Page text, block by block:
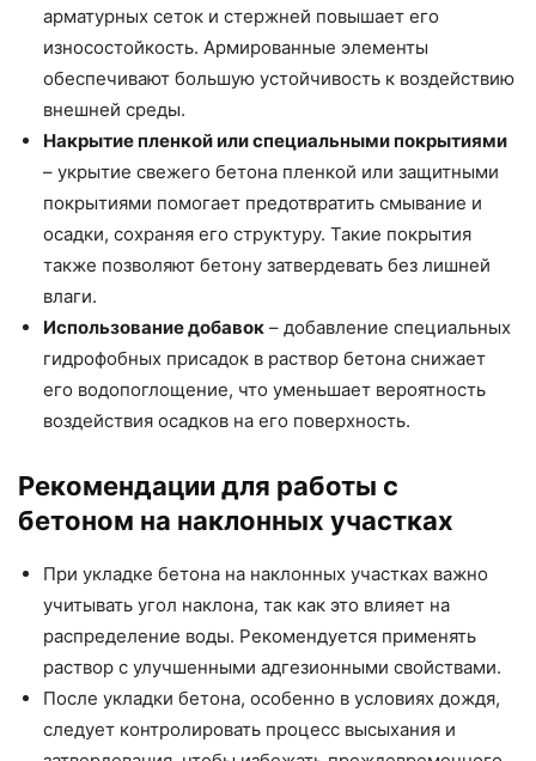
арматурных сеток и стержней повышает его
износостойкость. Армированные элементы
обеспечивают большую устойчивость к воздействию
внешней среды.
Накрытие пленкой или специальными покрытиями
– укрытие свежего бетона пленкой или защитными
покрытиями помогает предотвратить смывание и
осадки, сохраняя его структуру. Такие покрытия
также позволяют бетону затвердевать без лишней
влаги.
Использование добавок – добавление специальных
гидрофобных присадок в раствор бетона снижает
его водопоглощение, что уменьшает вероятность
воздействия осадков на его поверхность.
Рекомендации для работы с
бетоном на наклонных участках
При укладке бетона на наклонных участках важно
учитывать угол наклона, так как это влияет на
распределение воды. Рекомендуется применять
раствор с улучшенными адгезионными свойствами.
После укладки бетона, особенно в условиях дождя,
следует контролировать процесс высыхания и